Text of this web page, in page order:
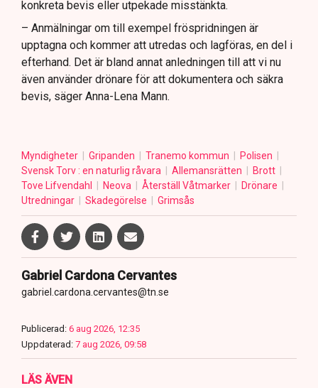
konkreta bevis eller utpekade misstänkta.
– Anmälningar om till exempel fröspridningen är
upptagna och kommer att utredas och lagföras, en del i
efterhand. Det är bland annat anledningen till att vi nu
även använder drönare för att dokumentera och säkra
bevis, säger Anna-Lena Mann.
Myndigheter Gripanden Tranemo kommun
Polisen
Svensk Torv : en naturlig råvara
Allemansrätten
Brott
Tove Lifvendahl
Neova Återställ Våtmarker
Drönare
Utredningar
Skadegörelse Grimsås
Gabriel Cardona Cervantes
gabriel.cardona.cervantes@tn.se
Publicerad: 6 aug 2026, 12:35
Uppdaterad: 7 aug 2026, 09:58
LÄS ÄVEN